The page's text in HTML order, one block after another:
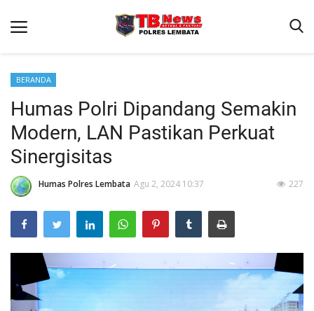
Beranda
Binkam
Terms & Conditions
Giat Ops
Reskrim
Polisi Kita
Lantas
BERANDA
Humas Polri Dipandang Semakin
Modern, LAN Pastikan Perkuat
Sinergisitas
Humas Polres Lembata Agu 2, 2024 10:37 227